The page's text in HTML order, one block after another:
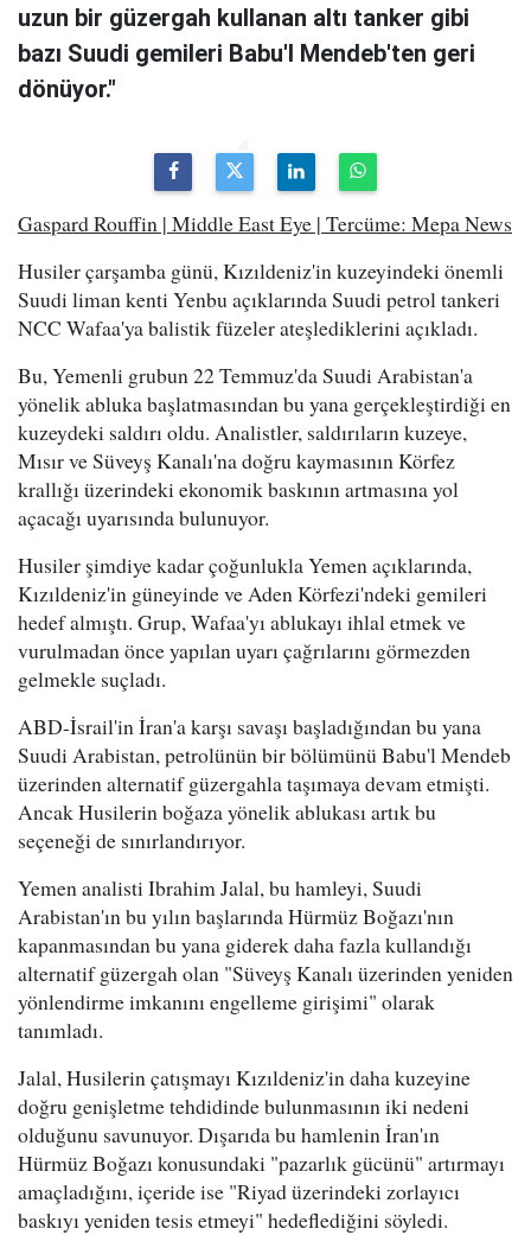
uzun bir güzergah kullanan altı tanker gibi
bazı Suudi gemileri Babu'l Mendeb'ten geri
dönüyor."
Gaspard Rouffin | Middle East Eye | Tercüme: Mepa News
Husiler çarşamba günü, Kızıldeniz'in kuzeyindeki önemli
Suudi liman kenti Yenbu açıklarında Suudi petrol tankeri
NCC Wafaa'ya balistik füzeler ateşlediklerini açıkladı.
Bu, Yemenli grubun 22 Temmuz'da Suudi Arabistan'a
yönelik abluka başlatmasından bu yana gerçekleştirdiği en
kuzeydeki saldırı oldu. Analistler, saldırıların kuzeye,
Mısır ve Süveyş Kanalı'na doğru kaymasının Körfez
krallığı üzerindeki ekonomik baskının artmasına yol
açacağı uyarısında bulunuyor.
Husiler şimdiye kadar çoğunlukla Yemen açıklarında,
Kızıldeniz'in güneyinde ve Aden Körfezi'ndeki gemileri
hedef almıştı. Grup, Wafaa'yı ablukayı ihlal etmek ve
vurulmadan önce yapılan uyarı çağrılarını görmezden
gelmekle suçladı.
ABD-İsrail'in İran'a karşı savaşı başladığından bu yana
Suudi Arabistan, petrolünün bir bölümünü Babu'l Mendeb
üzerinden alternatif güzergahla taşımaya devam etmişti.
Ancak Husilerin boğaza yönelik ablukası artık bu
seçeneği de sınırlandırıyor.
Yemen analisti Ibrahim Jalal, bu hamleyi, Suudi
Arabistan'ın bu yılın başlarında Hürmüz Boğazı'nın
kapanmasından bu yana giderek daha fazla kullandığı
alternatif güzergah olan "Süveyş Kanalı üzerinden yeniden
yönlendirme imkanını engelleme girişimi" olarak
tanımladı.
Jalal, Husilerin çatışmayı Kızıldeniz'in daha kuzeyine
doğru genişletme tehdidinde bulunmasının iki nedeni
olduğunu savunuyor. Dışarıda bu hamlenin İran'ın
Hürmüz Boğazı konusundaki "pazarlık gücünü" artırmayı
amaçladığını, içeride ise "Riyad üzerindeki zorlayıcı
baskıyı yeniden tesis etmeyi" hedeflediğini söyledi.